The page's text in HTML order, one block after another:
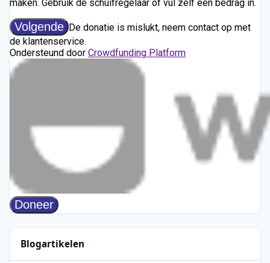
Blogartikelen